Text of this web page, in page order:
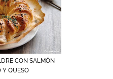
CON SALMÓN
Y QUESO